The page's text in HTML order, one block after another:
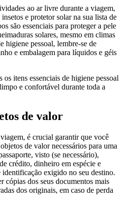
ao ar livre durante a viagem,
e protetor solar na sua lista de
são essenciais para proteger a pele
solares, mesmo em climas
higiene pessoal, lembre-se de
e embalagem para líquidos e géis
itens essenciais de higiene pessoal
e confortável durante toda a
de valor
é crucial garantir que você
de valor necessários para uma
visto (se necessário),
crédito, dinheiro em espécie e
exigido no seu destino.
cópias dos seus documentos mais
dos originais, em caso de perda